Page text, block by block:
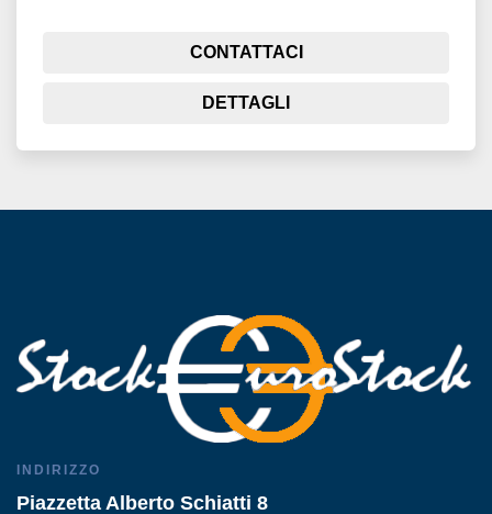
CONTATTACI
DETTAGLI
INDIRIZZO
Piazzetta Alberto Schiatti 8